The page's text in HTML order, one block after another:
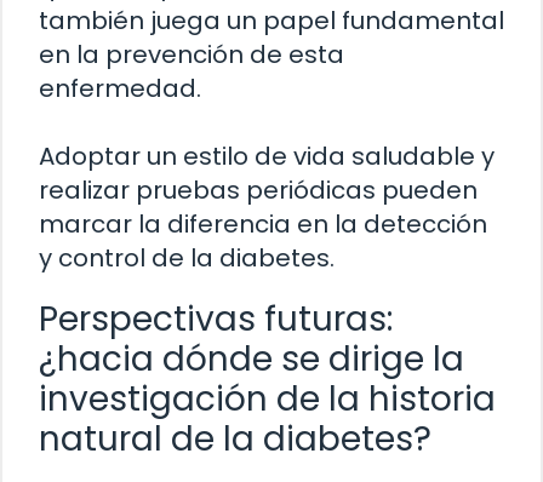
también juega un papel fundamental
en la prevención de esta
enfermedad.
Adoptar un estilo de vida saludable y
realizar pruebas periódicas pueden
marcar la diferencia en la detección
y control de la diabetes.
Perspectivas futuras:
¿hacia dónde se dirige la
investigación de la historia
natural de la diabetes?